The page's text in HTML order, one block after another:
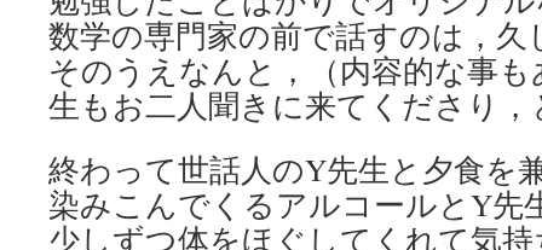
数学の専門家の前で話すのは，久
そのうえなんと，（内容的な事
生もお二人聞きに来てくださり
終わって世話人のY先生と夕食を
染みこんでくるアルコールとY先
少しずつ体をほぐしてくれて気